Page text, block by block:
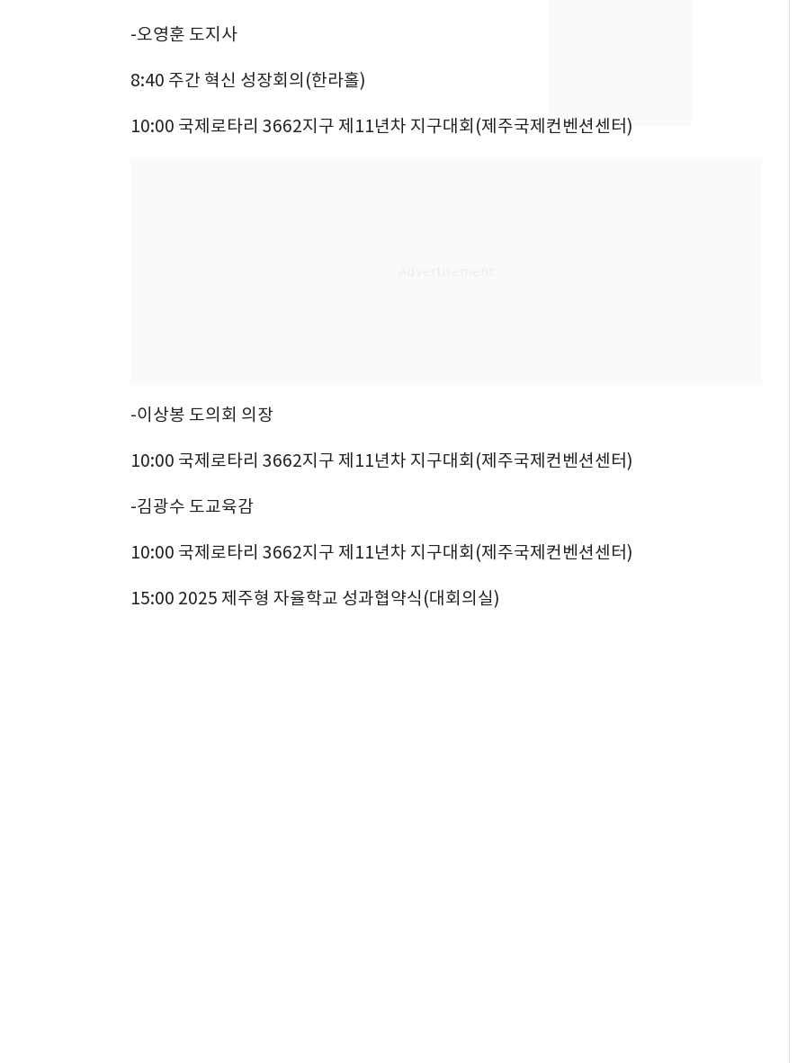
-오영훈 도지사
8:40 주간 혁신 성장회의(한라홀)
10:00 국제로타리 3662지구 제11년차 지구대회(제주국제컨벤션센터)
-이상봉 도의회 의장
10:00 국제로타리 3662지구 제11년차 지구대회(제주국제컨벤션센터)
-김광수 도교육감
10:00 국제로타리 3662지구 제11년차 지구대회(제주국제컨벤션센터)
15:00 2025 제주형 자율학교 성과협약식(대회의실)
10
의실에 남자가 있어